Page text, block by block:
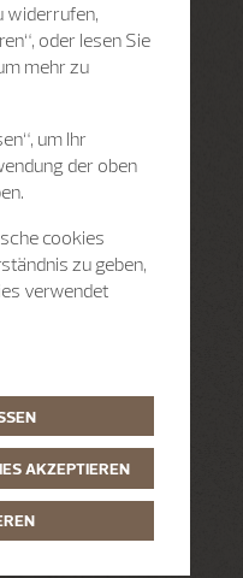
widerrufen,
oder lesen Sie
mehr zu
um Ihr
der oben
cookies
zu geben,
verwendet
AKZEPTIEREN